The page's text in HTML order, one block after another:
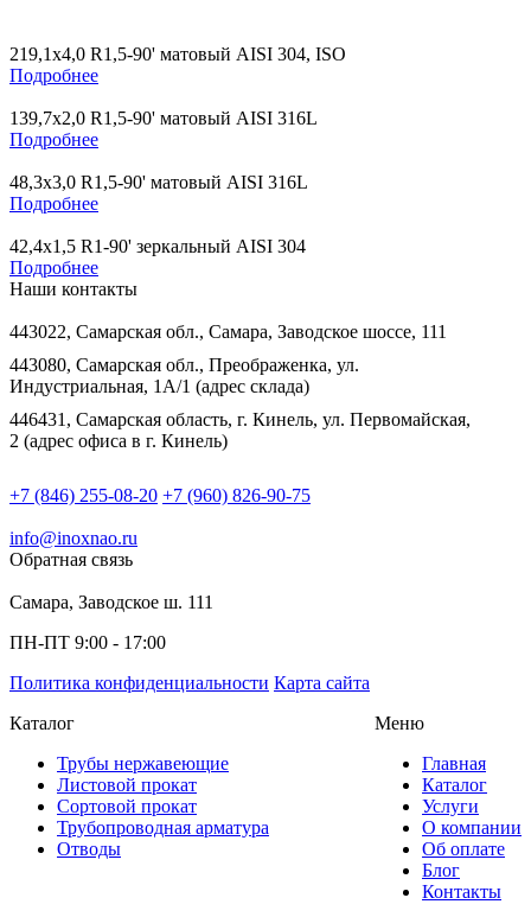
219,1х4,0 R1,5-90' матовый AISI 304, ISO
Подробнее
139,7х2,0 R1,5-90' матовый AISI 316L
Подробнее
48,3х3,0 R1,5-90' матовый AISI 316L
Подробнее
42,4х1,5 R1-90' зеркальный AISI 304
Подробнее
Наши контакты
443022, Самарская обл., Самара, Заводское шоссе, 111
443080, Самарская обл., Преображенка, ул.
Индустриальная, 1А/1 (адрес склада)
446431, Самарская область, г. Кинель, ул. Первомайская,
2 (адрес офиса в г. Кинель)
+7 (846) 255-08-20 +7 (960) 826-90-75
info@inoxnao.ru
Обратная связь
Самара, Заводское ш. 111
ПН-ПТ 9:00 - 17:00
Политика конфиденциальности Карта сайта
Каталог
Трубы нержавеющие
Листовой прокат
Сортовой прокат
Трубопроводная арматура
Отводы
Меню
Главная
Каталог
Услуги
О компании
Об оплате
Блог
Контакты